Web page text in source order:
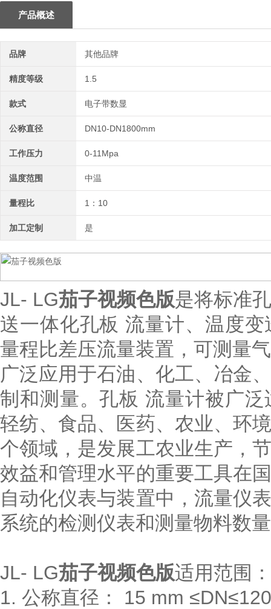
产品概述
品牌 其他品牌
精度等级 1.5
款式 电子带数显
公称直径 DN10-DN1800mm
工作压力 0-11Mpa
温度范围 中温
量程比 1：10
加工定制 是
JL- LG茄子视频色版是将标准
送一体化孔板 流量计、温度
量程比差压流量装置，可测量
广泛应用于石油、化工、冶金
制和测量。孔板 流量计被广
轻纺、食品、医药、农业、环
个领域，是发展工农业生产，
效益和管理水平的重要工具在
自动化仪表与装置中，流量仪
系统的检测仪表和测量物料数
JL- LG茄子视频色版适用范围：
1. 公称直径： 15 mm